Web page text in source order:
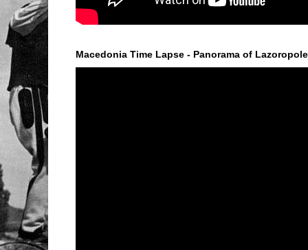
Macedonia Time Lapse - Panorama of